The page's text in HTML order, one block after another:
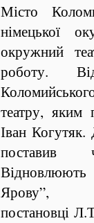
Місто
німецької
окружний
роботу.
театру, яким
Іван
поставив
постановці